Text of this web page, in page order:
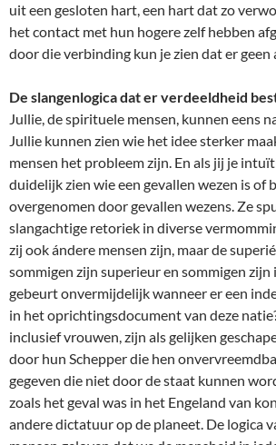
uit een gesloten hart, een hart dat zo
het contact met hun hogere zelf hebben
door die verbinding kun je zien dat er geen
De slangenlogica dat er verdeeldheid
Jullie, de spirituele mensen, kunnen eens
Jullie kunnen zien wie het idee sterker
mensen het probleem zijn. En als jij je
duidelijk zien wie een gevallen wezen is of
overgenomen door gevallen wezens. Ze
slangachtige retoriek in diverse
zij ook ándere mensen zijn, maar de
sommigen zijn superieur en sommigen
gebeurt onvermijdelijk wanneer er een
in het oprichtingsdocument van deze
inclusief vrouwen, zijn als gelijken
door hun Schepper die hen
gegeven die niet door de staat kunnen
zoals het geval was in het Engeland van
andere dictatuur op de planeet. De logica